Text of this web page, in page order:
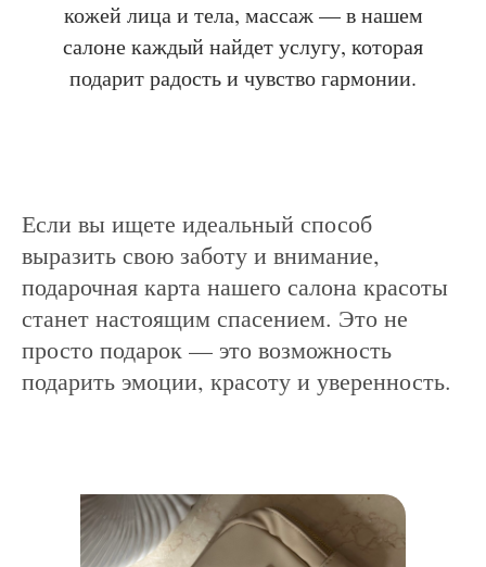
кожей лица и тела, массаж — в нашем
салоне каждый найдет услугу, которая
подарит радость и чувство гармонии.
Если вы ищете идеальный способ
выразить свою заботу и внимание,
подарочная карта нашего салона красоты
станет настоящим спасением. Это не
просто подарок — это возможность
подарить эмоции, красоту и уверенность.